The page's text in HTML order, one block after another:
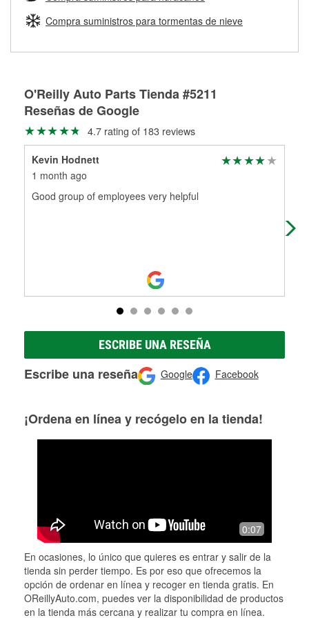
Herramientas de O'Reilly
pueden ser reutilizados, podemos ayudarte a encontrar las
partes de reemplazo correctas para tu reparación.
Rectificación de tambores y discos de freno
Compra suministros para tormentas de nieve
O'Reilly Auto Parts Tienda #5211
Reseñas de Google
4.7 rating of 183 reviews
Kevin Hodnett
1 month ago
Good group of employees very helpful
ESCRIBE UNA RESEÑA
Escribe una reseña Google Facebook
¡Ordena en línea y recógelo en la tienda!
0:07
En ocasiones, lo único que quieres es entrar y salir de la
tienda sin perder tiempo. Es por eso que ofrecemos la
opción de ordenar en línea y recoger en tienda gratis. En
OReillyAuto.com, puedes ver la disponibilidad de productos
en la tienda más cercana y realizar tu compra en línea.